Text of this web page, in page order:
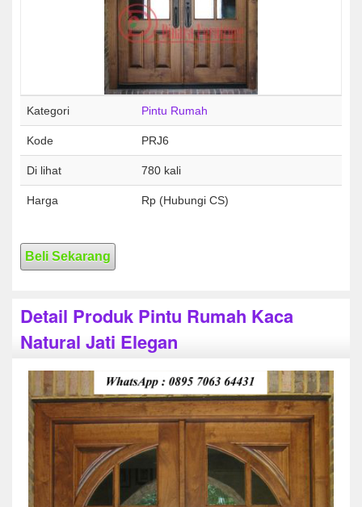
Kategori Pintu Rumah
Kode PRJ6
Di lihat 780 kali
Harga Rp (Hubungi CS)
Beli Sekarang
Detail Produk Pintu Rumah Kaca
Natural Jati Elegan